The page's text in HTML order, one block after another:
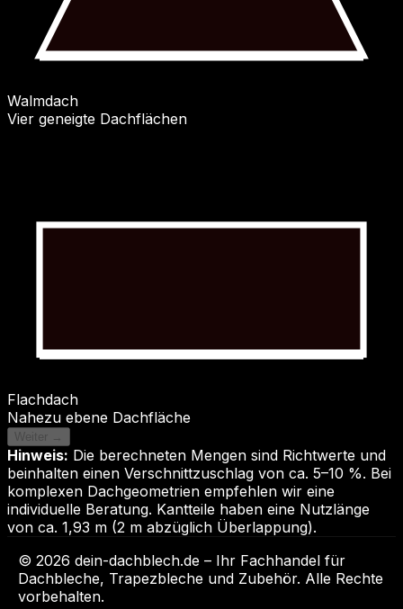
Walmdach
Vier geneigte Dachflächen
Flachdach
Nahezu ebene Dachfläche
Weiter →
Hinweis: Die berechneten Mengen sind Richtwerte und
beinhalten einen Verschnittzuschlag von ca. 5–10 %. Bei
komplexen Dachgeometrien empfehlen wir eine
individuelle Beratung. Kantteile haben eine Nutzlänge
von ca. 1,93 m (2 m abzüglich Überlappung).
© 2026 dein-dachblech.de – Ihr Fachhandel für
Dachbleche, Trapezbleche und Zubehör. Alle Rechte
vorbehalten.